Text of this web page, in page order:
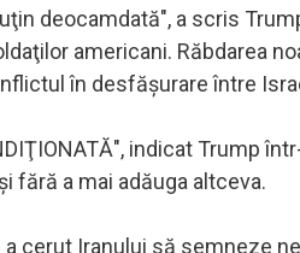
deocamdată", a scris
americani. Răbdarea
în desfăşurare între
indicat Trump
fără a mai adăuga altceva.
cerut Iranului să semneze